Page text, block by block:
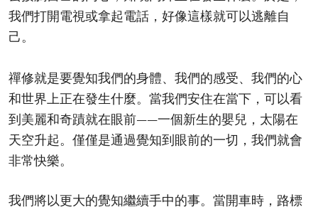
我們打開電視或拿起電話，好像這樣就可以逃離自
己。
禪修就是要覺知我們的身體、我們的感受、我們的心
和世界上正在發生什麼。當我們安住在當下，可以看
到美麗和奇蹟就在眼前——一個新生的嬰兒，太陽在
天空升起。僅僅是通過覺知到眼前的一切，我們就會
非常快樂。
我們將以更大的覺知繼續手中的事。當開車時，路標